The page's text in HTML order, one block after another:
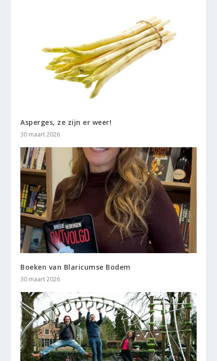
Asperges, ze zijn er weer!
30 maart 2026
Boeken van Blaricumse Bodem
30 maart 2026